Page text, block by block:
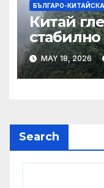
БЪЛГАРО-
Китай
MAY 18, 2026
Search